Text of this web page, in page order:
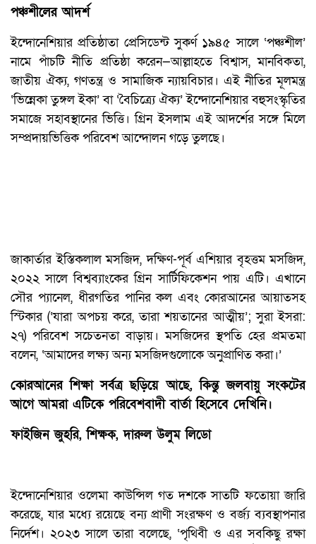
পঞ্চশীলের আদর্শ
ইন্দোনেশিয়ার প্রতিষ্ঠাতা প্রেসিডেন্ট সুকর্ণ ১৯৪৫ সালে ‘পঞ্চশীল’
নামে পাঁচটি নীতি প্রতিষ্ঠা করেন—আল্লাহতে বিশ্বাস, মানবিকতা,
জাতীয় ঐক্য, গণতন্ত্র ও সামাজিক ন্যায়বিচার। এই নীতির মূলমন্ত্র
‘ভিন্নেকা তুঙ্গল ইকা’ বা ‘বৈচিত্র্যে ঐক্য’ ইন্দোনেশিয়ার বহুসংস্কৃতির
সমাজে সহাবস্থানের ভিত্তি। গ্রিন ইসলাম এই আদর্শের সঙ্গে মিলে
সম্প্রদায়ভিত্তিক পরিবেশ আন্দোলন গড়ে তুলছে।
জাকার্তার ইস্তিকলাল মসজিদ, দক্ষিণ-পূর্ব এশিয়ার বৃহত্তম মসজিদ,
২০২২ সালে বিশ্বব্যাংকের গ্রিন সার্টিফিকেশন পায় এটি। এখানে
সৌর প্যানেল, ধীরগতির পানির কল এবং কোরআনের আয়াতসহ
স্টিকার (‘যারা অপচয় করে, তারা শয়তানের আত্মীয়’; সুরা ইসরা:
২৭) পরিবেশ সচেতনতা বাড়ায়। মসজিদের স্থপতি হের প্রমতমা
বলেন, ‘আমাদের লক্ষ্য অন্য মসজিদগুলোকে অনুপ্রাণিত করা।’
কোরআনের শিক্ষা সর্বত্র ছড়িয়ে আছে, কিন্তু জলবায়ু সংকটের
আগে আমরা এটিকে পরিবেশবাদী বার্তা হিসেবে দেখিনি।
ফাইজিন জুহরি, শিক্ষক, দারুল উলুম লিডো
ইন্দোনেশিয়ার ওলেমা কাউন্সিল গত দশকে সাতটি ফতোয়া জারি
করেছে, যার মধ্যে রয়েছে বন্য প্রাণী সংরক্ষণ ও বর্জ্য ব্যবস্থাপনার
নির্দেশ। ২০২৩ সালে তারা বলেছে, ‘পৃথিবী ও এর সবকিছু রক্ষা